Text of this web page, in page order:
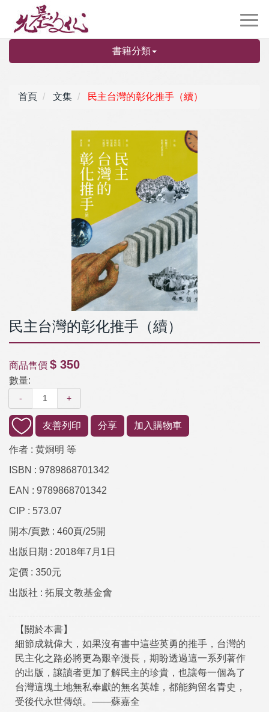
書籍分類
首頁 文集 民主台灣的彰化推手（續）
民主台灣的彰化推手（續）
商品售價 $ 350
數量:
- +
友善列印 分享 加入購物車
作者 : 黄烱明 等
ISBN : 9789868701342
EAN : 9789868701342
CIP : 573.07
開本/頁數 : 460頁/25開
出版日期 : 2018年7月1日
定價 : 350元
出版社 : 拓展文教基金會
【關於本書】
細節成就偉大，如果沒有書中這些英勇的推手，台灣的
民主化之路必將更為艱辛漫長，期盼透過這一系列著作
的出版，讓讀者更加了解民主的珍貴，也讓每一個為了
台灣這塊土地無私奉獻的無名英雄，都能夠留名青史，
受後代永世傳頌。——蘇嘉全